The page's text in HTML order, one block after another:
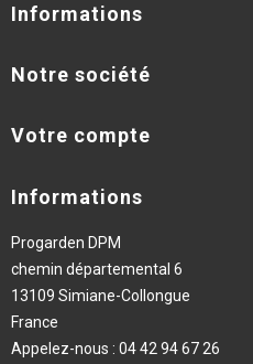
Informations
Notre société
Votre compte
Informations
Progarden DPM
chemin départemental 6
13109 Simiane-Collongue
France
Appelez-nous : 04 42 94 67 26